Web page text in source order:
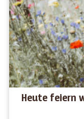
Heute feiern